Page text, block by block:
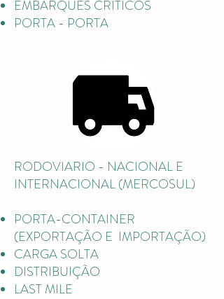
EMBARQUES CRITICOS
PORTA - PORTA
RODOVIARIO - NACIONAL E
INTERNACIONAL (MERCOSUL)
PORTA-CONTAINER
(EXPORTAÇÃO E IMPORTAÇÃO)
CARGA SOLTA
DISTRIBUIÇÃO
LAST MILE